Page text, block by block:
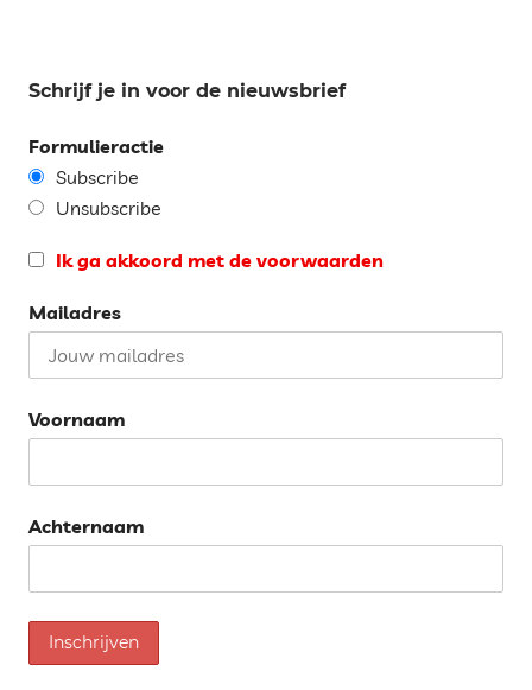
Schrijf je in voor de nieuwsbrief
Formulieractie
Subscribe
Unsubscribe
Ik ga akkoord met de voorwaarden
Mailadres
Voornaam
Achternaam